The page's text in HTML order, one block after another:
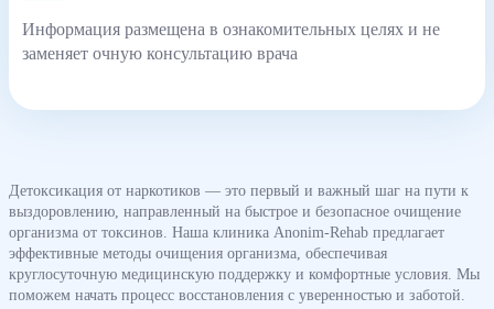
Информация размещена в ознакомительных целях и не
заменяет очную консультацию врача
Детоксикация от наркотиков — это первый и важный шаг на пути к
выздоровлению, направленный на быстрое и безопасное очищение
организма от токсинов. Наша клиника Anonim-Rehab предлагает
эффективные методы очищения организма, обеспечивая
круглосуточную медицинскую поддержку и комфортные условия. Мы
поможем начать процесс восстановления с уверенностью и заботой.